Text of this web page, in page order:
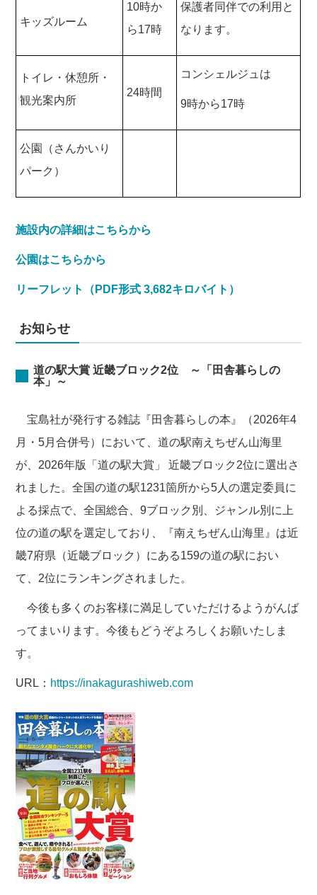
キッズルーム
10時か
ら17時
保護者同伴での利用と
なります。
トイレ・休憩所・
観光案内所
24時間
コンシェルジュは
9時から17時
公園（さんかいり
パーク）
施設内の詳細はこちらから
公園はこちらから
リーフレット（PDF形式 3,682キロバイト）
お知らせ
道の駅大賞 近畿ブロック2位 ～「田舎暮らしの
本」～
宝島社が発行する雑誌『田舎暮らしの本』（2026年4
月・5月合併号）において、道の駅南えちぜん山海里
が、2026年版「道の駅大賞」 近畿ブロック2位に選出さ
れました。全国の道の駅1231箇所から5人の選定委員に
よる採点で、全国総合、9ブロック別、ジャンル別に上
位の道の駅を選定しており、『南えちぜん山海里』は近
畿7府県（近畿ブロック）にある159の道の駅におい
て、2位にランキングされました。
今後も多くのお客様に満足していただけるようがんば
ってまいります。今後もどうぞよろしくお願いたしま
す。
URL： https://inakagurashiweb.com